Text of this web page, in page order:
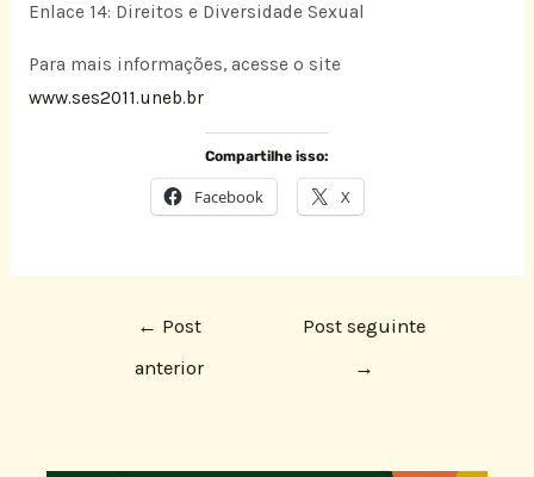
Enlace 14: Direitos e Diversidade Sexual
Para mais informações, acesse o site
www.ses2011.uneb.br
Compartilhe isso:
Facebook X
← Post
anterior
Post seguinte
→